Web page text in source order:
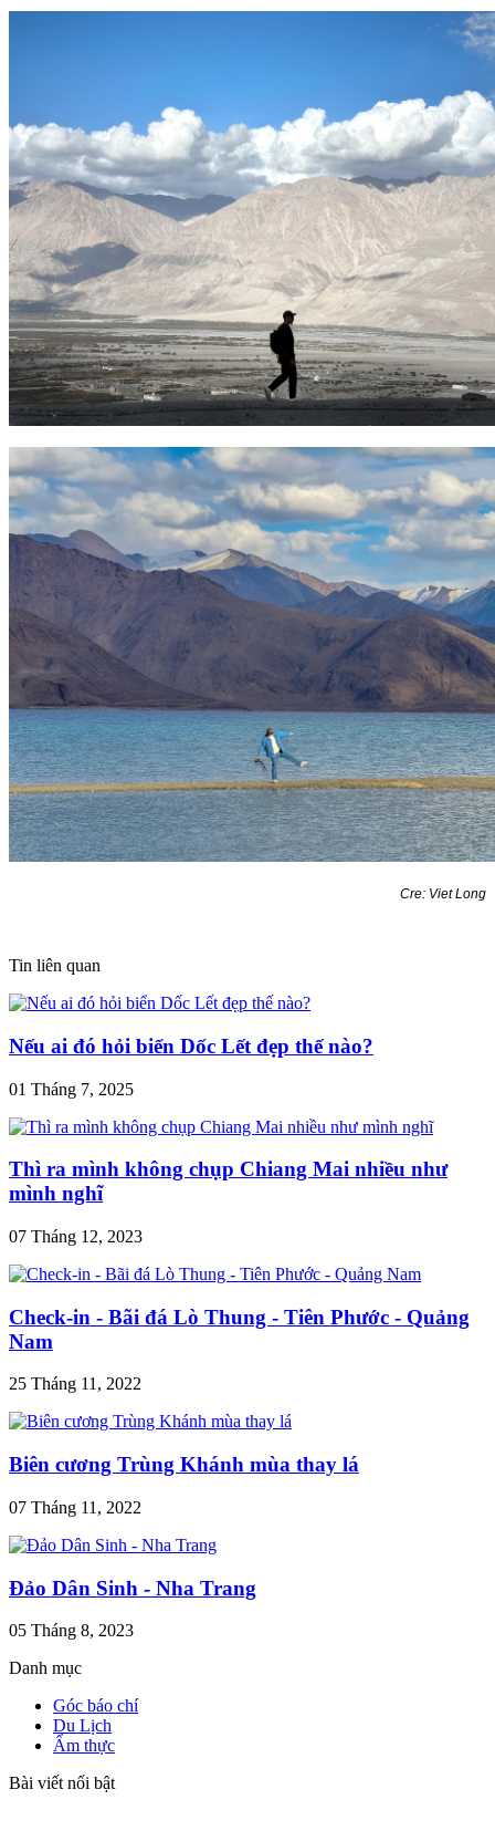
Cre: Viet Long
Tin liên quan
Nếu ai đó hỏi biển Dốc Lết đẹp thế nào?
01 Tháng 7, 2025
Thì ra mình không chụp Chiang Mai nhiều như
mình nghĩ
07 Tháng 12, 2023
Check-in - Bãi đá Lò Thung - Tiên Phước - Quảng
Nam
25 Tháng 11, 2022
Biên cương Trùng Khánh mùa thay lá
07 Tháng 11, 2022
Đảo Dân Sinh - Nha Trang
05 Tháng 8, 2023
Danh mục
Góc báo chí
Du Lịch
Ẩm thực
Bài viết nổi bật